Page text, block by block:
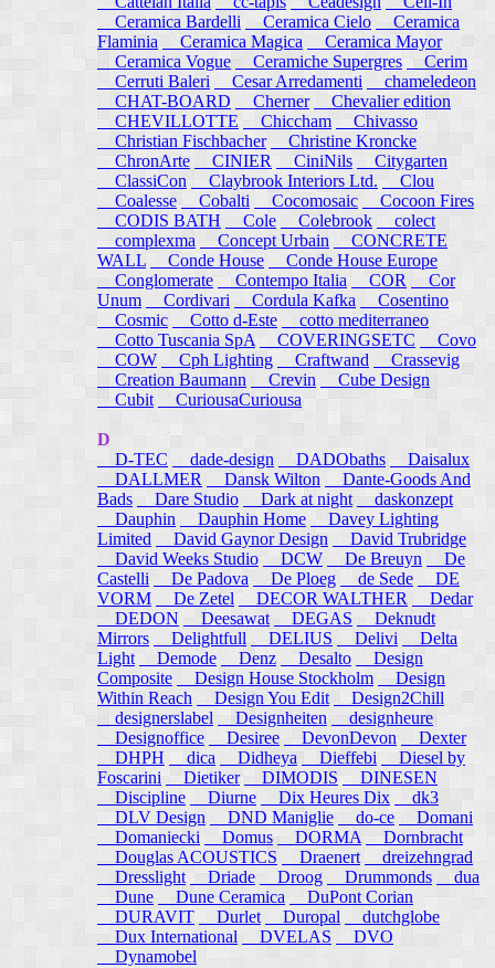
Ceramica Bardelli
Ceramica Cielo
Ceramica
Flaminia
Ceramica Magica
Ceramica Mayor
Ceramica Vogue
Ceramiche Supergres Cerim
Cerruti Baleri
Cesar Arredamenti
chameledeon
CHAT-BOARD
Cherner
Chevalier edition
CHEVILLOTTE
Chiccham
Chivasso
Christian Fischbacher
Christine Kroncke
ChronArte
CINIER CiniNils
Citygarten
ClassiCon
Claybrook Interiors Ltd.
Clou
Coalesse
Cobalti Cocomosaic
Cocoon Fires
CODIS BATH
Cole Colebrook
colect
complexma
Concept Urbain
CONCRETE
WALL
Conde House
Conde House Europe
Conglomerate
Contempo Italia COR
Cor
Unum
Cordivari Cordula Kafka
Cosentino
Cosmic
Cotto d-Este
cotto mediterraneo
Cotto Tuscania SpA
COVERINGSETC
Covo
COW
Cph Lighting Craftwand
Crassevig
Creation Baumann
Crevin
Cube Design
Cubit
CuriousaCuriousa
D
D-TEC
dade-design DADObaths
Daisalux
DALLMER
Dansk Wilton
Dante-Goods And
Bads
Dare Studio Dark at night
daskonzept
Dauphin
Dauphin Home
Davey Lighting
Limited
David Gaynor Design
David Trubridge
David Weeks Studio
DCW De Breuyn
De
Castelli
De Padova De Ploeg de Sede
DE
VORM
De Zetel DECOR WALTHER
Dedar
DEDON
Deesawat DEGAS
Deknudt
Mirrors
Delightfull DELIUS Delivi
Delta
Light
Demode Denz Desalto
Design
Composite
Design House Stockholm
Design
Within Reach
Design You Edit
Design2Chill
designerslabel
Designheiten
designheure
Designoffice
Desiree DevonDevon
Dexter
DHPH
dica Didheya Dieffebi
Diesel by
Foscarini
Dietiker DIMODIS
DINESEN
Discipline
Diurne Dix Heures Dix
dk3
DLV Design
DND Maniglie do-ce
Domani
Domaniecki
Domus DORMA
Dornbracht
Douglas ACOUSTICS
Draenert
dreizehngrad
Dresslight Driade Droog Drummonds
dua
Dune
Dune Ceramica
DuPont Corian
DURAVIT
Durlet Duropal
dutchglobe
Dux International
DVELAS
DVO
Dynamobel